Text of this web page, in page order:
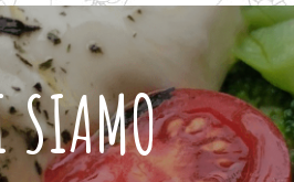
SIAMO